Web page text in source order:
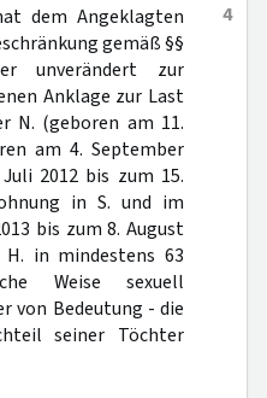
4
dem Angeklagten
gemäß §§
unverändert zur
Anklage zur Last
N. (geboren am 11.
am 4. September
2012 bis zum 15.
in S. und im
bis zum 8. August
in mindestens 63
Weise sexuell
von Bedeutung - die
seiner Töchter